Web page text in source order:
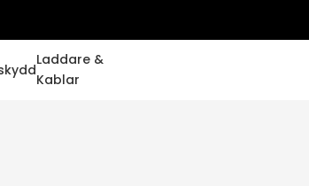
Laddare &
Kablar